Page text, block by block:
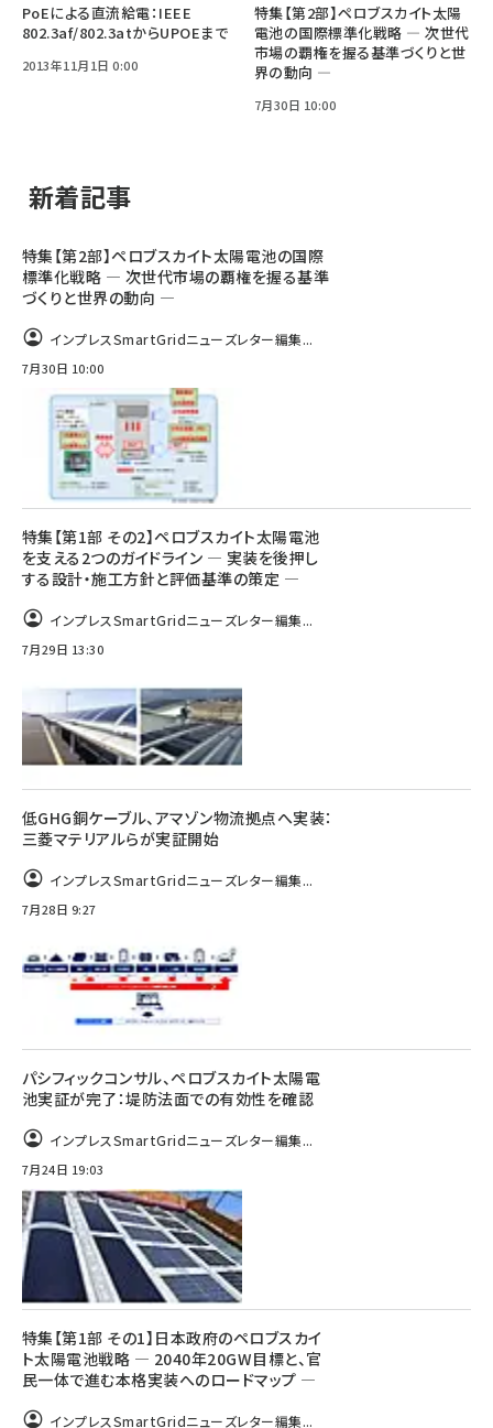
PoEによる直流給電：IEEE
802.3af/802.3atからUPOEまで
2013年11月1日 0:00
特集【第2部】ペロブスカイト太陽
電池の国際標準化戦略 ― 次世代
市場の覇権を握る基準づくりと世
界の動向 ―
7月30日 10:00
新着記事
特集【第2部】ペロブスカイト太陽電池の国際
標準化戦略 ― 次世代市場の覇権を握る基準
づくりと世界の動向 ―
インプレスSmartGridニューズレター編集...
7月30日 10:00
特集【第1部 その2】ペロブスカイト太陽電池
を支える2つのガイドライン ― 実装を後押し
する設計・施工方針と評価基準の策定 ―
インプレスSmartGridニューズレター編集...
7月29日 13:30
低GHG銅ケーブル、アマゾン物流拠点へ実装：
三菱マテリアルらが実証開始
インプレスSmartGridニューズレター編集...
7月28日 9:27
パシフィックコンサル、ペロブスカイト太陽電
池実証が完了：堤防法面での有効性を確認
インプレスSmartGridニューズレター編集...
7月24日 19:03
特集【第1部 その1】日本政府のペロブスカイ
ト太陽電池戦略 ― 2040年20GW目標と、官
民一体で進む本格実装へのロードマップ ―
インプレスSmartGridニューズレター編集...